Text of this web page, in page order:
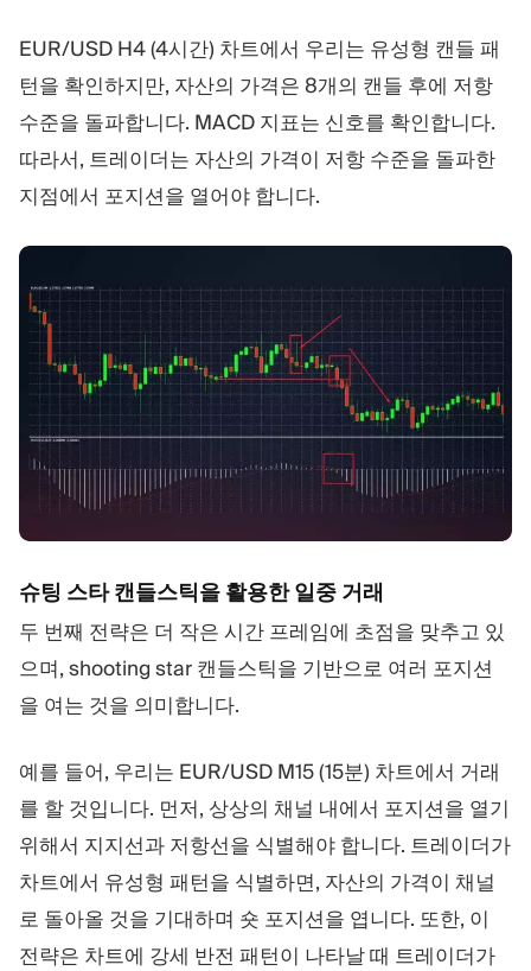
EUR/USD H4 (4시간) 차트에서 우리는 유성형 캔들 패
턴을 확인하지만, 자산의 가격은 8개의 캔들 후에 저항
수준을 돌파합니다. MACD 지표는 신호를 확인합니다.
따라서, 트레이더는 자산의 가격이 저항 수준을 돌파한
지점에서 포지션을 열어야 합니다.
슈팅 스타 캔들스틱을 활용한 일중 거래
두 번째 전략은 더 작은 시간 프레임에 초점을 맞추고 있
으며, shooting star 캔들스틱을 기반으로 여러 포지션
을 여는 것을 의미합니다.
예를 들어, 우리는 EUR/USD M15 (15분) 차트에서 거래
를 할 것입니다. 먼저, 상상의 채널 내에서 포지션을 열기
위해서 지지선과 저항선을 식별해야 합니다. 트레이더가
차트에서 유성형 패턴을 식별하면, 자산의 가격이 채널
로 돌아올 것을 기대하며 숏 포지션을 엽니다. 또한, 이
전략은 차트에 강세 반전 패턴이 나타날 때 트레이더가